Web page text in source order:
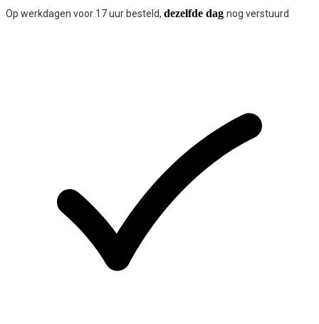
Op werkdagen voor 17 uur besteld, dezelfde dag nog verstuurd